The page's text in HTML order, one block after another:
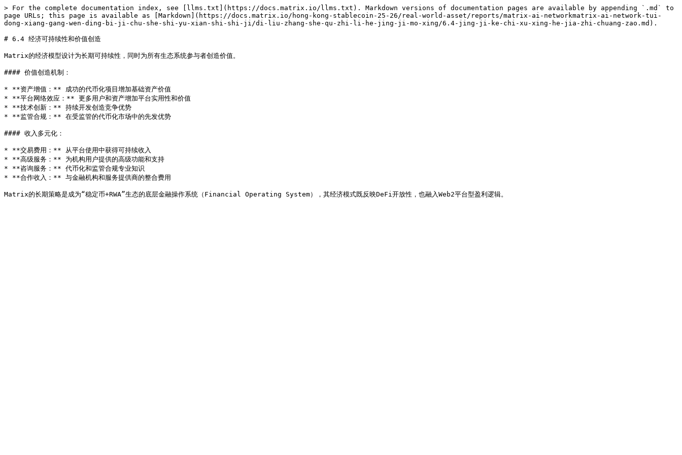
> For the complete documentation index, see [llms.txt](https://docs.matrix.io/llms.txt). Markdown versions of documentation pages are available by appending `.md` to
page URLs; this page is available as [Markdown](https://docs.matrix.io/hong-kong-stablecoin-25-26/real-world-asset/reports/matrix-ai-networkmatrix-ai-network-tui-
dong-xiang-gang-wen-ding-bi-ji-chu-she-shi-yu-xian-shi-shi-ji/di-liu-zhang-she-qu-zhi-li-he-jing-ji-mo-xing/6.4-jing-ji-ke-chi-xu-xing-he-jia-zhi-chuang-zao.md).
# 6.4 经济可持续性和价值创造
Matrix的经济模型设计为长期可持续性，同时为所有生态系统参与者创造价值。
#### 价值创造机制：
* **资产增值：** 成功的代币化项目增加基础资产价值
* **平台网络效应：** 更多用户和资产增加平台实用性和价值
* **技术创新：** 持续开发创造竞争优势
* **监管合规：** 在受监管的代币化市场中的先发优势
#### 收入多元化：
* **交易费用：** 从平台使用中获得可持续收入
* **高级服务：** 为机构用户提供的高级功能和支持
* **咨询服务：** 代币化和监管合规专业知识
* **合作收入：** 与金融机构和服务提供商的整合费用